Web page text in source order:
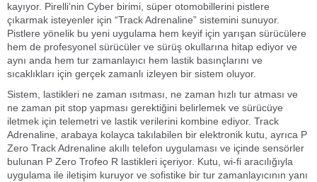
kayıyor. Pirelli’nin Cyber birimi, süper otomobillerini pistlere
çıkarmak isteyenler için “Track Adrenaline” sistemini sunuyor.
Pistlere yönelik bu yeni uygulama hem keyif için yarışan sürücülere
hem de profesyonel sürücüler ve sürüş okullarına hitap ediyor ve
aynı anda hem tur zamanlayıcı hem lastik basınçlarını ve
sıcaklıkları için gerçek zamanlı izleyen bir sistem oluyor.
Sistem, lastikleri ne zaman ısıtması, ne zaman hızlı tur atması ve
ne zaman pit stop yapması gerektiğini belirlemek ve sürücüye
iletmek için telemetri ve lastik verilerini kombine ediyor. Track
Adrenaline, arabaya kolayca takılabilen bir elektronik kutu, ayrıca P
Zero Track Adrenaline akıllı telefon uygulaması ve içinde sensörler
bulunan P Zero Trofeo R lastikleri içeriyor. Kutu, wi-fi aracılığıyla
uygulama ile iletişim kuruyor ve sofistike bir tur zamanlayıcının yanı